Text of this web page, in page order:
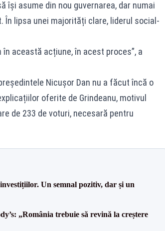
își asume din nou guvernarea, dar numai
În lipsa unei majorități clare, liderul social-
această acțiune, în acest proces”, a
Nicușor Dan nu a făcut încă o
oferite de Grindeanu, motivul
de 233 de voturi, necesară pentru
Un semnal pozitiv, dar și un
„România trebuie să revină la creștere